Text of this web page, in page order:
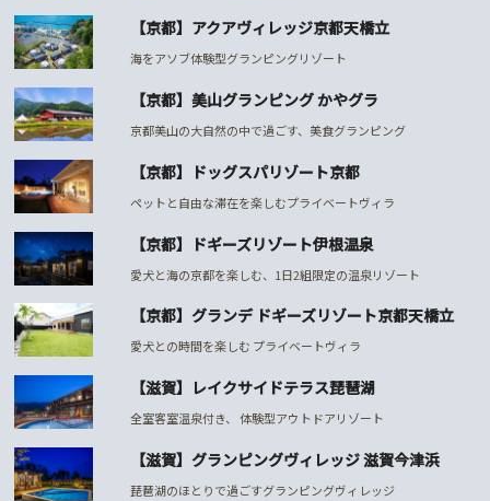
【京都】アクアヴィレッジ京都天橋立
海をアソブ体験型グランピングリゾート
【京都】美山グランピング かやグラ
京都美山の大自然の中で過ごす、美食グランピング
【京都】ドッグスパリゾート京都
ペットと自由な滞在を楽しむプライベートヴィラ
【京都】ドギーズリゾート伊根温泉
愛犬と海の京都を楽しむ、1日2組限定の温泉リゾート
【京都】グランデ ドギーズリゾート京都天橋立
愛犬との時間を楽しむ プライベートヴィラ
【滋賀】レイクサイドテラス琵琶湖
全室客室温泉付き、 体験型アウトドアリゾート
【滋賀】グランピングヴィレッジ 滋賀今津浜
琵琶湖のほとりで過ごすグランピングヴィレッジ